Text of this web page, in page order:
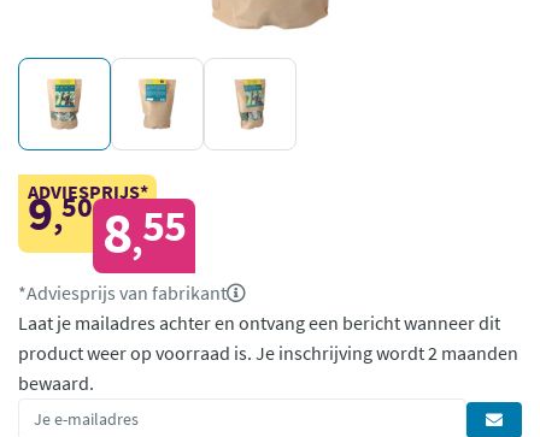
ADVIESPRIJS*
9,50 8,55
*Adviesprijs van fabrikant
Laat je mailadres achter en ontvang een bericht wanneer dit
product weer op voorraad is. Je inschrijving wordt 2 maanden
bewaard.